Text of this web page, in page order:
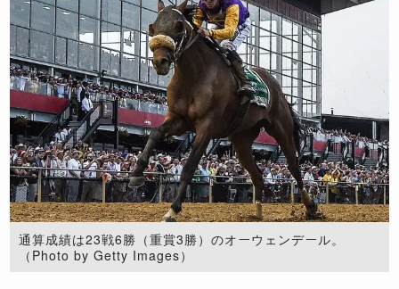
通算成績は23戦6勝（重賞3勝）のオーウェンデール。
（Photo by Getty Images）